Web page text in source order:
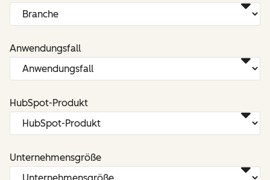
Anwendungsfall
HubSpot-Produkt
Unternehmensgröße